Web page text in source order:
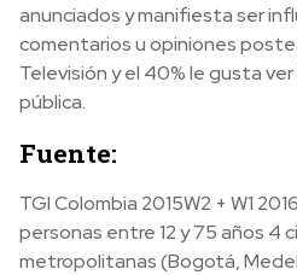
anunciados y manifiesta ser
comentarios u opiniones
Televisión y el 40% le gusta
pública.
Fuente:
TGI Colombia 2015W2 + W1
personas entre 12 y 75 años 4
metropolitanas (Bogotá,